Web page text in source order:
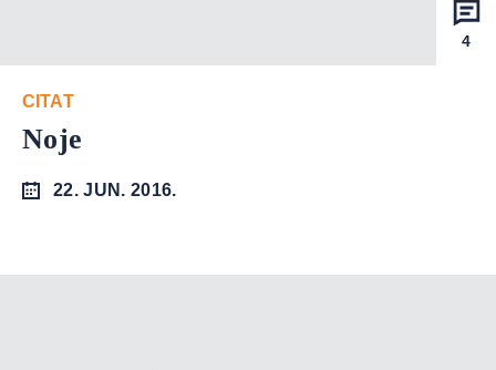
4
CITAT
Noje
22. JUN. 2016.